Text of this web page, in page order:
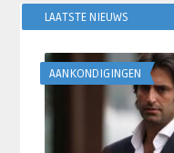
LAATSTE NIEUWS
AANKONDIGINGEN